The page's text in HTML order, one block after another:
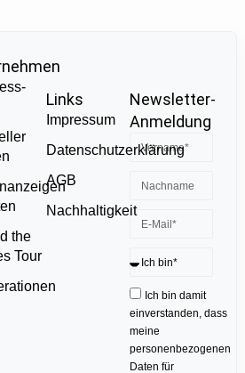
the
Tour
Links
Impressum
Datenschutzerklärung
AGB
Nachhaltigkeit
Newsletter-
Anmeldung
Ich bin damit
einverstanden, dass
meine
personenbezogenen
Daten für